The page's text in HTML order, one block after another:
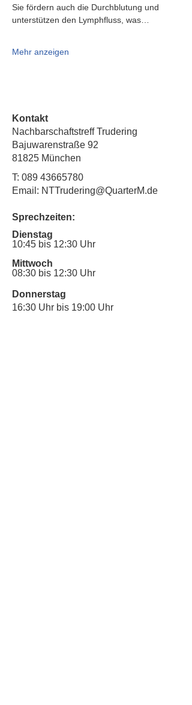
Sie fördern auch die Durchblutung und
unterstützen den Lymphfluss, was…
Mehr anzeigen
Kontakt
Nachbarschaftstreff Trudering
Bajuwarenstraße 92
81825 München
T: 089 43665780
Email: NTTrudering@QuarterM.de
Sprechzeiten:
Dienstag
10:45 bis 12:30 Uhr
Mittwoch
08:30 bis 12:30 Uhr
Donnerstag
16:30 Uhr bis 19:00 Uhr